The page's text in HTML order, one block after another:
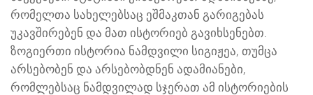
რომელთა სახელებსაც ეშმაკთან გარიგებას
უკავშირებენ და მათ ისტორიებ გავიხსენებთ.
ზოგიერთი ისტორია ნამდვილი სიგიჟეა, თუმცა
არსებობენ და არსებობდნენ ადამიანები,
რომლებსაც ნამდვილად სჯერათ ამ ისტორიების